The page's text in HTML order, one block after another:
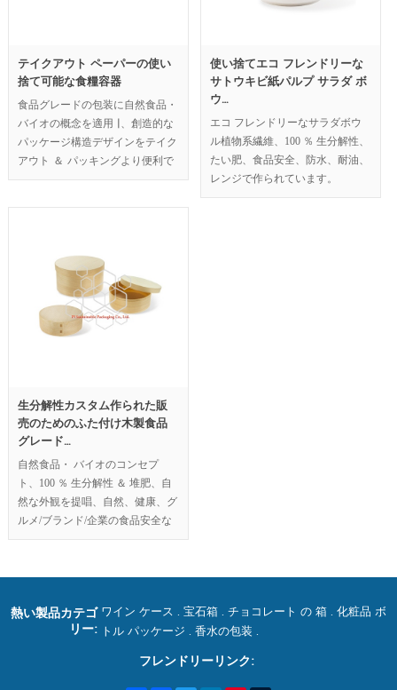
テイクアウト ペーパーの使い
捨て可能な食糧容器
食品グレードの包装に自然食品・
バイオの概念を適用 |、創造的な
パッケージ構造デザインをテイク
アウト ＆ パッキングより便利で
あります。
使い捨てエコ フレンドリーな
サトウキビ紙パルプ サラダ ボ
ウ…
エコ フレンドリーなサラダボウ
ル植物系繊維、100 ％ 生分解性、
たい肥、食品安全、防水、耐油、
レンジで作られています。
生分解性カスタム作られた販
売のためのふた付け木製食品
グレード…
自然食品・ バイオのコンセプ
ト、100 ％ 生分解性 ＆ 堆肥、自
然な外観を提唱、自然、健康、グ
ルメ/ブランド/企業の食品安全な
値。…
熱い製品カテゴ
リー:
ワイン ケース . 宝石箱 . チョコレート の 箱 . 化粧品 ボ
トル パッケージ . 香水の包装 .
フレンドリーリンク: